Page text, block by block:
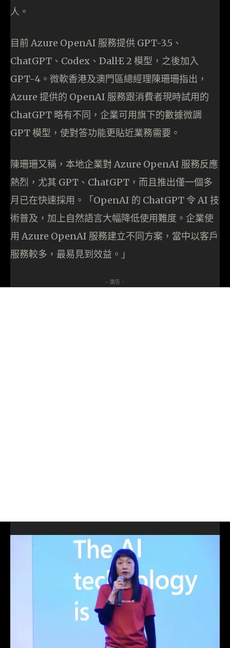
人。
目前 Azure OpenAI 服務提供 GPT-3.5、
ChatGPT、Codex、Dall·E 2 模型，之後加入
GPT-4。微軟香港及澳門區總經理陳珊珊指出，
Azure 提供的 OpenAI 服務跟消費者現時試用的
ChatGPT 略有不同，企業可用旗下的數據微調
GPT 模型，使對答功能更貼近業務需要。
陳珊珊又稱，本地企業對 Azure OpenAI 服務反應
熱烈，尤其 GPT、ChatGPT，而且推出僅一個多
月已在快速採用。「OpenAI 的 ChatGPT 令 AI 技
術普及，加上自然語言大幅降低使用難度。企業使
用 Azure OpenAI 服務建立不同方案，當中以客戶
服務較多，最易見到效益。」
- 廣告 -